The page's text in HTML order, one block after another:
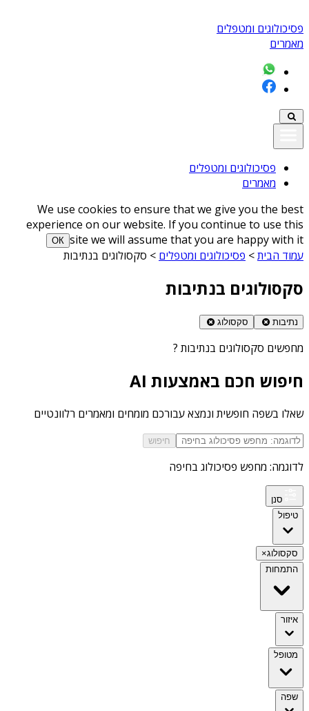
פסיכולוגים ומטפלים
מאמרים
פסיכולוגים ומטפלים
מאמרים
We use cookies to ensure that we give you the best
experience on our website. If you continue to use this
site we will assume that you are happy with it
ОК
עמוד הבית> פסיכולוגים ומטפלים > סקסולוגים בנתיבות
סקסולוגים בנתיבות
נתיבות סקסולוג
מחפשים סקסולוגים בנתיבות ?
חיפוש חכם באמצעות AI
שאלו בשפה חופשית ונמצא עבורכם מומחים ומאמרים רלוונטיים
חיפוש
לדוגמה: מחפש פסיכולוג בחיפה
סנן
טיפול
סקסולוג×
התמחות
איזור
מטופל
שפה